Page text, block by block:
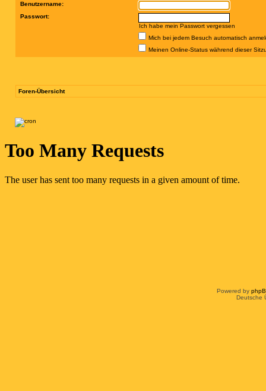
Benutzername:
Passwort:
Ich habe mein Passwort vergessen
Mich bei jedem Besuch automatisch
Meinen Online-Status während dieser
Foren-Übersicht
Powered by
Deutsche